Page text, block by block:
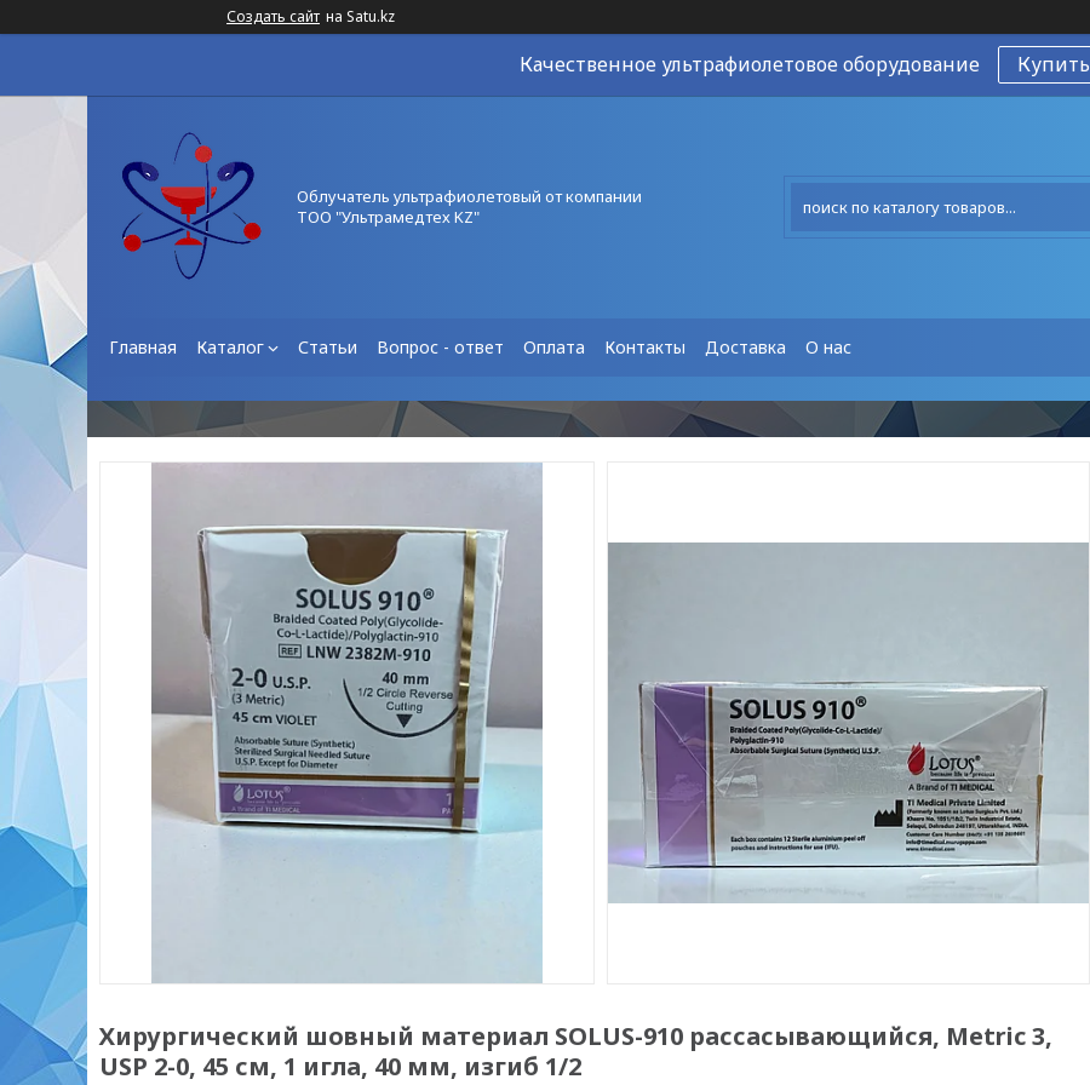
Создать сайт на Satu.kz
Качественное ультрафиолетовое оборудование Купить
Облучатель ультрафиолетовый от компании
ТОО "Ультрамедтех KZ"
Главная Каталог Статьи Вопрос - ответ Оплата Контакты Доставка О нас
Хирургический шовный материал SOLUS-910 рассасывающийся, Metric 3,
USP 2-0, 45 см, 1 игла, 40 мм, изгиб 1/2